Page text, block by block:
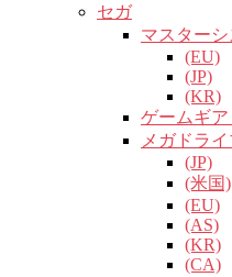
セガ
マスター
(EU)
(JP)
(KR)
ゲームギ
メガドラ
(JP)
(米国)
(EU)
(AS)
(KR)
(CA)